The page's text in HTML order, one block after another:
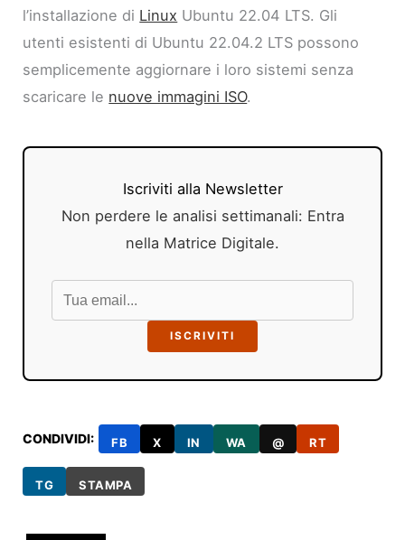
l’installazione di Linux Ubuntu 22.04 LTS. Gli
utenti esistenti di Ubuntu 22.04.2 LTS possono
semplicemente aggiornare i loro sistemi senza
scaricare le nuove immagini ISO.
Iscriviti alla Newsletter
Non perdere le analisi settimanali: Entra
nella Matrice Digitale.
ISCRIVITI
CONDIVIDI: FB X IN WA @ RT
TG STAMPA